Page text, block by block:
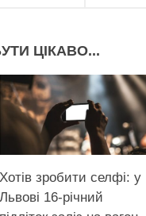
ЦІКАВО...
Хотів зробити селфі: у
Львові 16-річний